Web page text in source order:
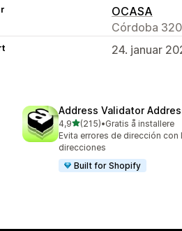
OCASA
Córdoba
24. januar
Address Validator
4,9av 5 stjerner
(215)
Totalt 215 omtaler
•Gratis å installere
Evita errores de dirección con
direcciones
Built for Shopify